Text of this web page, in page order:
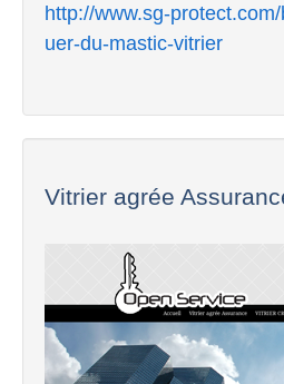
http://www.sg-
uer-du-mastic-vitrier
Vitrier agrée